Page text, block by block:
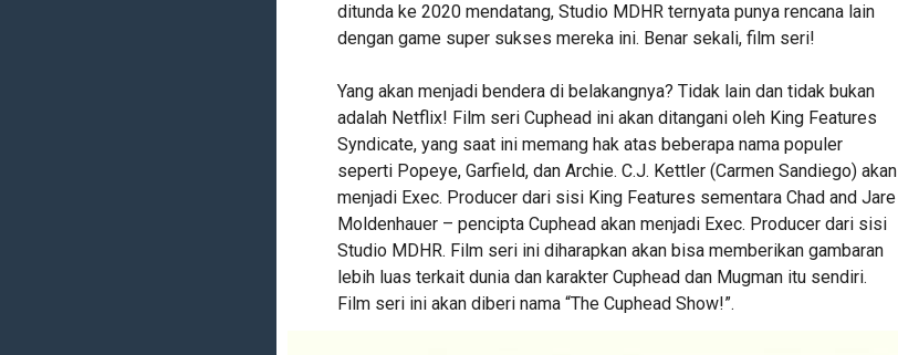
ditunda ke 2020 mendatang, Studio MDHR ternyata punya rencana lain
dengan game super sukses mereka ini. Benar sekali, film seri!
Yang akan menjadi bendera di belakangnya? Tidak lain dan tidak bukan
adalah Netflix! Film seri Cuphead ini akan ditangani oleh King Features
Syndicate, yang saat ini memang hak atas beberapa nama populer
seperti Popeye, Garfield, dan Archie. C.J. Kettler (Carmen Sandiego) akan
menjadi Exec. Producer dari sisi King Features sementara Chad and Jare
Moldenhauer – pencipta Cuphead akan menjadi Exec. Producer dari sisi
Studio MDHR. Film seri ini diharapkan akan bisa memberikan gambaran
lebih luas terkait dunia dan karakter Cuphead dan Mugman itu sendiri.
Film seri ini akan diberi nama “The Cuphead Show!”.